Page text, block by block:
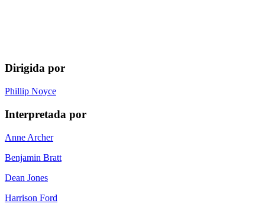
Dirigida por
Phillip Noyce
Interpretada por
Anne Archer
Benjamin Bratt
Dean Jones
Harrison Ford